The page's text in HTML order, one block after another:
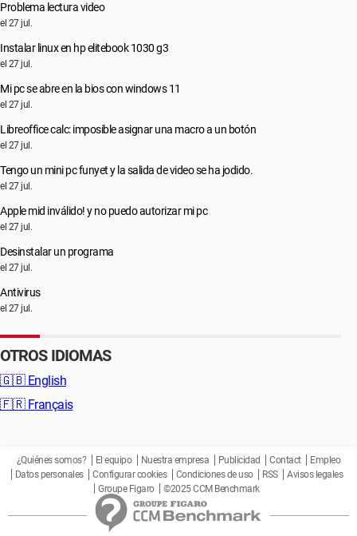
Problema lectura video
el 27 jul.
Instalar linux en hp elitebook 1030 g3
el 27 jul.
Mi pc se abre en la bios con windows 11
el 27 jul.
Libreoffice calc: imposible asignar una macro a un botón
el 27 jul.
Tengo un mini pc funyet y la salida de video se ha jodido.
el 27 jul.
Apple mid inválido! y no puedo autorizar mi pc
el 27 jul.
Desinstalar un programa
el 27 jul.
Antivirus
el 27 jul.
OTROS IDIOMAS
🇬🇧 English
🇫🇷 Français
¿Quiénes somos? El equipo Nuestra empresa Publicidad Contact
Empleo
Datos personales
Configurar cookies Condiciones de uso RSS
Avisos legales
Groupe Figaro
©2025 CCM Benchmark